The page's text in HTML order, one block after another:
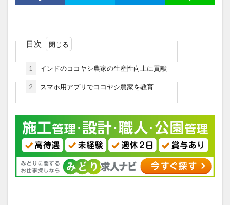
目次
1 インドのココヤシ農家の生産性向上に貢献
2 スマホ用アプリでココヤシ農家を教育